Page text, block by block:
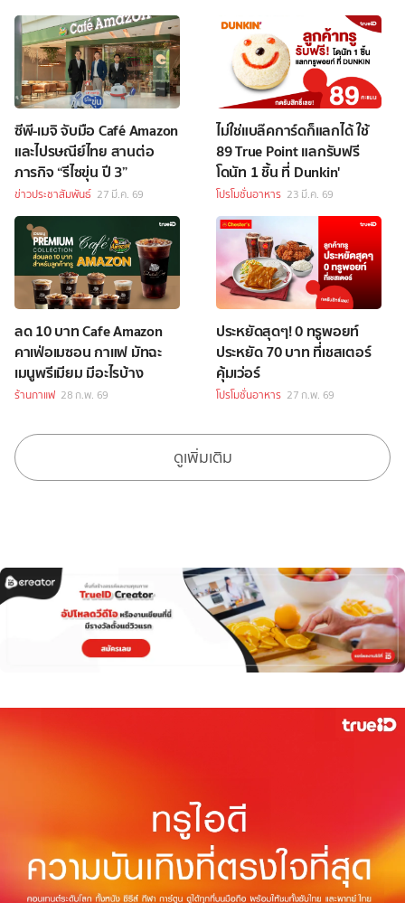
ซีพี-เมจิ จับมือ Café Amazon
และไปรษณีย์ไทย สานต่อ
ภารกิจ “รีไซขุ่น ปี 3”
ข่าวประชาสัมพันธ์ 27 มี.ค. 69
ไม่ใช่แบล๊คการ์ดก็แลกได้ ใช้
89 True Point แลกรับฟรี
โดนัท 1 ชิ้น ที่ Dunkin'
โปรโมชั่นอาหาร 23 มี.ค. 69
ลด 10 บาท Cafe Amazon
คาเฟ่อเมซอน กาแฟ มัทฉะ
เมนูพรีเมียม มีอะไรบ้าง
ร้านกาแฟ 28 ก.พ. 69
ประหยัดสุดๆ! 0 ทรูพอยท์
ประหยัด 70 บาท ที่เชสเตอร์
คุ้มเว่อร์
โปรโมชั่นอาหาร 27 ก.พ. 69
ดูเพิ่มเติม